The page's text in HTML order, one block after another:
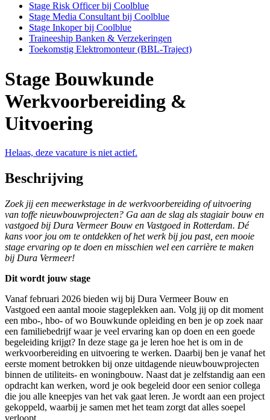
Stage Risk Officer bij Coolblue
Stage Media Consultant bij Coolblue
Stage Inkoper bij Coolblue
Traineeship Banken & Verzekeringen
Toekomstig Elektromonteur (BBL-Traject)
Stage Bouwkunde
Werkvoorbereiding &
Uitvoering
Helaas, deze vacature is niet actief.
Beschrijving
Zoek jij een meewerkstage in de werkvoorbereiding of uitvoering
van toffe nieuwbouwprojecten? Ga aan de slag als stagiair bouw en
vastgoed bij Dura Vermeer Bouw en Vastgoed in Rotterdam. Dé
kans voor jou om te ontdekken of het werk bij jou past, een mooie
stage ervaring op te doen en misschien wel een carrière te maken
bij Dura Vermeer!
Dit wordt jouw stage
Vanaf februari 2026 bieden wij bij Dura Vermeer Bouw en
Vastgoed een aantal mooie stageplekken aan. Volg jij op dit moment
een mbo-, hbo- of wo Bouwkunde opleiding en ben je op zoek naar
een familiebedrijf waar je veel ervaring kan op doen en een goede
begeleiding krijgt? In deze stage ga je leren hoe het is om in de
werkvoorbereiding en uitvoering te werken. Daarbij ben je vanaf het
eerste moment betrokken bij onze uitdagende nieuwbouwprojecten
binnen de utiliteits- en woningbouw. Naast dat je zelfstandig aan een
opdracht kan werken, word je ook begeleid door een senior collega
die jou alle kneepjes van het vak gaat leren. Je wordt aan een project
gekoppeld, waarbij je samen met het team zorgt dat alles soepel
verloopt.